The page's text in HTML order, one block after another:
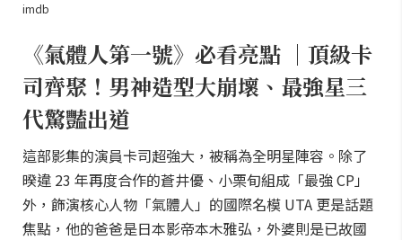
imdb
《氣體人第一號》必看亮點 ｜頂級卡
司齊聚！男神造型大崩壞、最強星三
代驚豔出道
這部影集的演員卡司超強大，被稱為全明星陣容。除了
暌違 23 年再度合作的蒼井優、小栗旬組成「最強 CP」
外，飾演核心人物「氣體人」的國際名模 UTA 更是話題
焦點，他的爸爸是日本影帝本木雅弘，外婆則是已故國